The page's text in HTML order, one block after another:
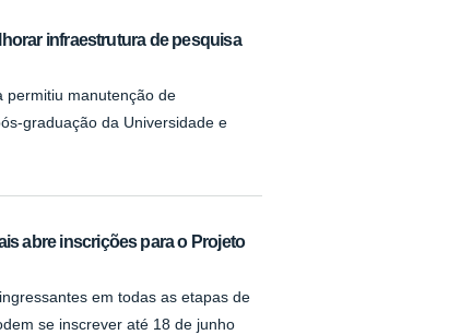
infraestrutura de pesquisa
permitiu manutenção de
graduação da Universidade e
abre inscrições para o Projeto
em todas as etapas de
se inscrever até 18 de junho